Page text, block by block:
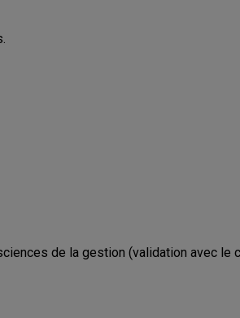
de la gestion (validation avec le